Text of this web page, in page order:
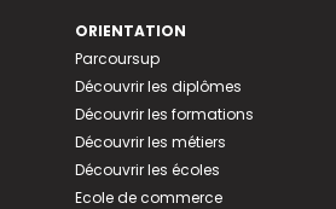
ORIENTATION
Parcoursup
Découvrir les diplômes
Découvrir les formations
Découvrir les métiers
Découvrir les écoles
Ecole de commerce